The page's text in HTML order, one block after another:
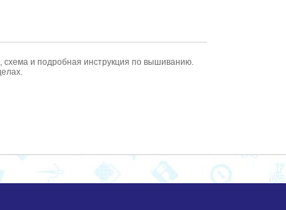
и подробная инструкция по вышиванию.